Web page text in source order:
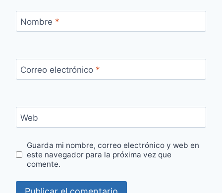
Nombre *
Correo electrónico *
Web
Guarda mi nombre, correo electrónico y web en
este navegador para la próxima vez que
comente.